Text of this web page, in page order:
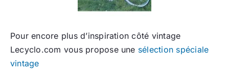
Pour encore plus d’inspiration côté vintage
Lecyclo.com vous propose une sélection spéciale
vintage